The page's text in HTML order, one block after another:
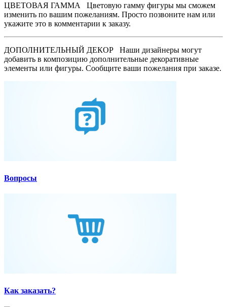
ЦВЕТОВАЯ ГАММА
Цветовую гамму фигуры мы сможем
изменить по вашим пожеланиям. Просто позвоните нам или
укажите это в комментарии к заказу.
ДОПОЛНИТЕЛЬНЫЙ ДЕКОР Наши дизайнеры могут
добавить в композицию дополнительные декоративные
элементы или фигуры. Сообщите ваши пожелания при заказе.
Вопросы
Как заказать?